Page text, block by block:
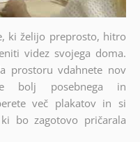
ki želijo preprosto, hitro
videz svojega doma.
prostoru vdahnete nov
bolj posebnega in
več plakatov in si
bo zagotovo pričarala